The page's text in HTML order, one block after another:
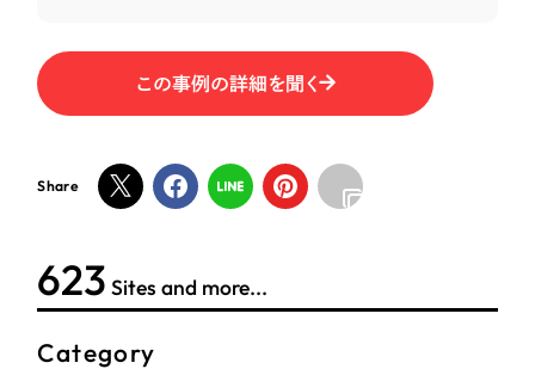
グリーン・緑色
624 Sites and more...
Category
この事例の詳細を聞く
Share